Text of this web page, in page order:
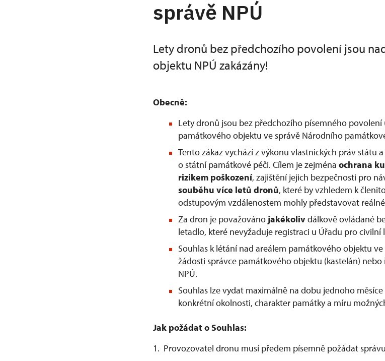
správě NPÚ
Lety dronů bez předchozího povolení jsou
objektu NPÚ zakázány!
Obecně:
Lety dronů jsou bez předchozího písemného povolení
památkového objektu ve správě Národního
Tento zákaz vychází z výkonu vlastnických práv státu
o státní památkové péči. Cílem je zejména ochrana
rizikem poškození, zajištění jejich bezpečnosti pro
souběhu více letů dronů, které by vzhledem k
odstupovým vzdálenostem mohly představovat
Za dron je považováno jakékolivdálkově ovládané
letadlo, které nevyžaduje registraci u Úřadu pro civilní
Souhlas k létání nad areálem památkového objektu
žádosti správce památkového objektu (kastelán)
NPÚ.
Souhlas lze vydat maximálně na dobu jednoho
konkrétní okolnosti, charakter památky a míru
Jak požádat o Souhlas:
1. Provozovatel dronu musí předem písemně požádat